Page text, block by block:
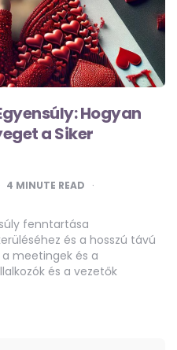
Hogyan
a Siker
4 MINUTE READ
fenntartása
és a hosszú távú
a meetingek és a
és a vezetők